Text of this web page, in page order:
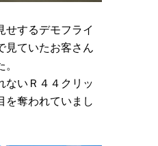
せするデモフライ
見ていたお客さん
ないＲ４４クリッ
奪われていまし